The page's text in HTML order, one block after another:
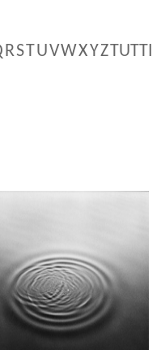
RSTUVWXYZTUTTI